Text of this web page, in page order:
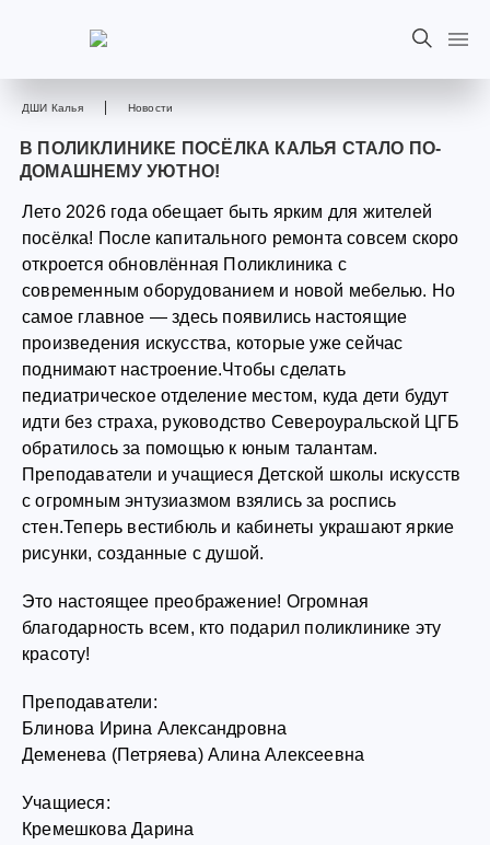
ДШИ Калья Новости
В ПОЛИКЛИНИКЕ ПОСЁЛКА КАЛЬЯ СТАЛО ПО-
ДОМАШНЕМУ УЮТНО!
Лето 2026 года обещает быть ярким для жителей
посёлка! После капитального ремонта совсем скоро
откроется обновлённая Поликлиника с
современным оборудованием и новой мебелью. Но
самое главное — здесь появились настоящие
произведения искусства, которые уже сейчас
поднимают настроение.Чтобы сделать
педиатрическое отделение местом, куда дети будут
идти без страха, руководство Североуральской ЦГБ
обратилось за помощью к юным талантам.
Преподаватели и учащиеся Детской школы искусств
с огромным энтузиазмом взялись за роспись
стен.Теперь вестибюль и кабинеты украшают яркие
рисунки, созданные с душой.
Это настоящее преображение! Огромная
благодарность всем, кто подарил поликлинике эту
красоту!
Преподаватели:
Блинова Ирина Александровна
Деменева (Петряева) Алина Алексеевна
Учащиеся:
Кремешкова Дарина